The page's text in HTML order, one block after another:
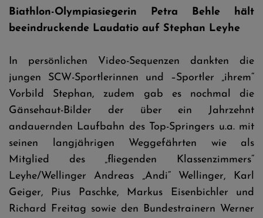
Biathlon-Olympiasiegerin Petra Behle hält
beeindruckende Laudatio auf Stephan Leyhe
In persönlichen Video-Sequenzen dankten die
jungen SCW-Sportlerinnen und –Sportler „ihrem“
Vorbild Stephan, zudem gab es nochmal die
Gänsehaut-Bilder der über ein Jahrzehnt
andauernden Laufbahn des Top-Springers u.a. mit
seinen langjährigen Weggefährten wie als
Mitglied des „fliegenden Klassenzimmers“
Leyhe/Wellinger Andreas „Andi“ Wellinger, Karl
Geiger, Pius Paschke, Markus Eisenbichler und
Richard Freitag sowie den Bundestrainern Werner